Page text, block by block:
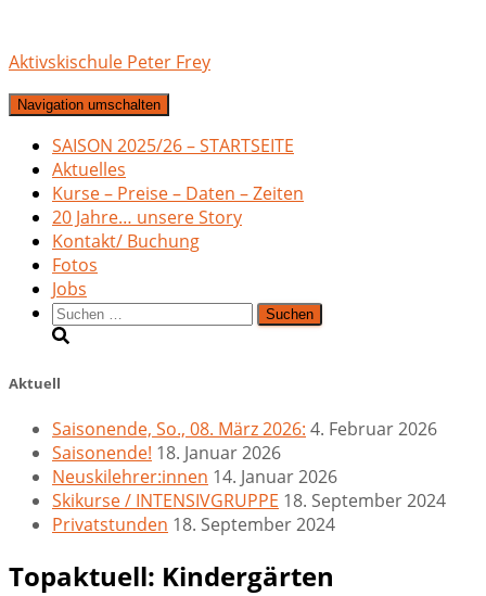
Aktivskischule Peter Frey
Navigation umschalten
SAISON 2025/26 – STARTSEITE
Aktuelles
Kurse – Preise – Daten – Zeiten
20 Jahre… unsere Story
Kontakt/ Buchung
Fotos
Jobs
Suchen
nach:
Aktuell
Saisonende, So., 08. März 2026: 4. Februar 2026
Saisonende! 18. Januar 2026
Neuskilehrer:innen 14. Januar 2026
Skikurse / INTENSIVGRUPPE 18. September 2024
Privatstunden 18. September 2024
Topaktuell: Kindergärten